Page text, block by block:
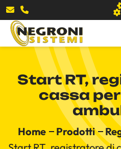
Azienda
Prodotti
Software
Stampanti
Start RT,
cassa
Home Prodotti